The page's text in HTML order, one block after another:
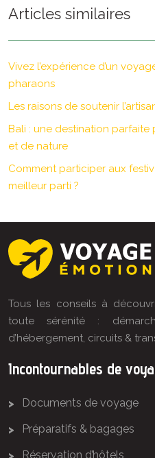
Articles similaires
Vivez l’expérience d’un
pharaons
Les raisons de soutenir
Bali : une destination
et de nature
Comment participer aux
meilleur parti ?
Tous les conseils à
toute sérénité :
d’hébergement, circuits &
Incontournables de
Documents de voyage
Préparatifs & bagages
Réservation d’hôtels